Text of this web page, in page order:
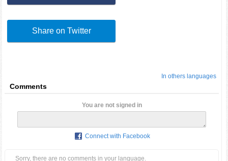
Share on Twitter
In others languages
Comments
You are not signed in
Connect with Facebook
Sorry, there are no comments in your language.